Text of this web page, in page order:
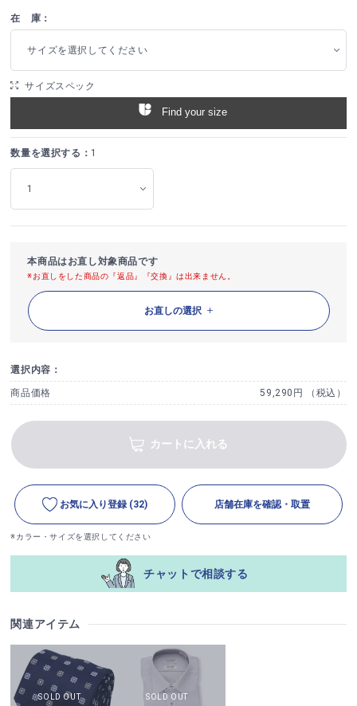
在 庫：
サイズを選択してください
サイズスペック
Find your size
数量を選択する： 1
本商品はお直し対象商品です
※お直しをした商品の『返品』『交換』は出来ません。
お直しの選択
選択内容：
商品価格 59,290円 （税込）
カートに入れる
お気に入り登録 (32) 店舗在庫を確認・取置
※カラー・サイズを選択してください
チャットで相談する
関連アイテム